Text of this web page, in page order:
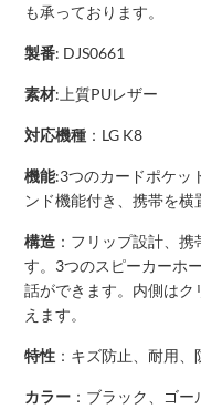
も承っております。
製番: DJS0661
素材:上質PUレザー
対応機種 ：LG K8
機能:3つのカードポケッ
ンド機能付き、携帯を横
構造 ：フリップ設計、
す。3つのスピーカーホ
話ができます。内側はク
えます。
特性 ：キズ防止、耐用
カラー ：ブラック、ゴ